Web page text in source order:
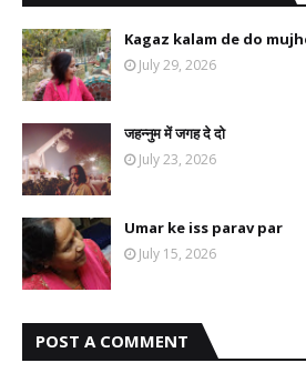
Kagaz kalam de do
July 29, 2026
जहन्नुम में जगह दे दो
July 23, 2026
Umar ke iss parav par
July 15, 2026
POST A COMMENT